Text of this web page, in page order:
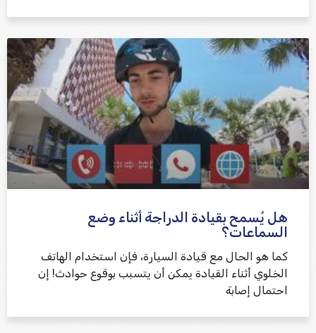
هل يُسمح بقيادة الدراجة أثناء وضع
السماعات؟
كما هو الحال مع قيادة السيارة، فإن استخدام الهاتف
الخلوي أثناء القيادة يمكن أن يتسبب بوقوع حوادث! إن
احتمال إصابة